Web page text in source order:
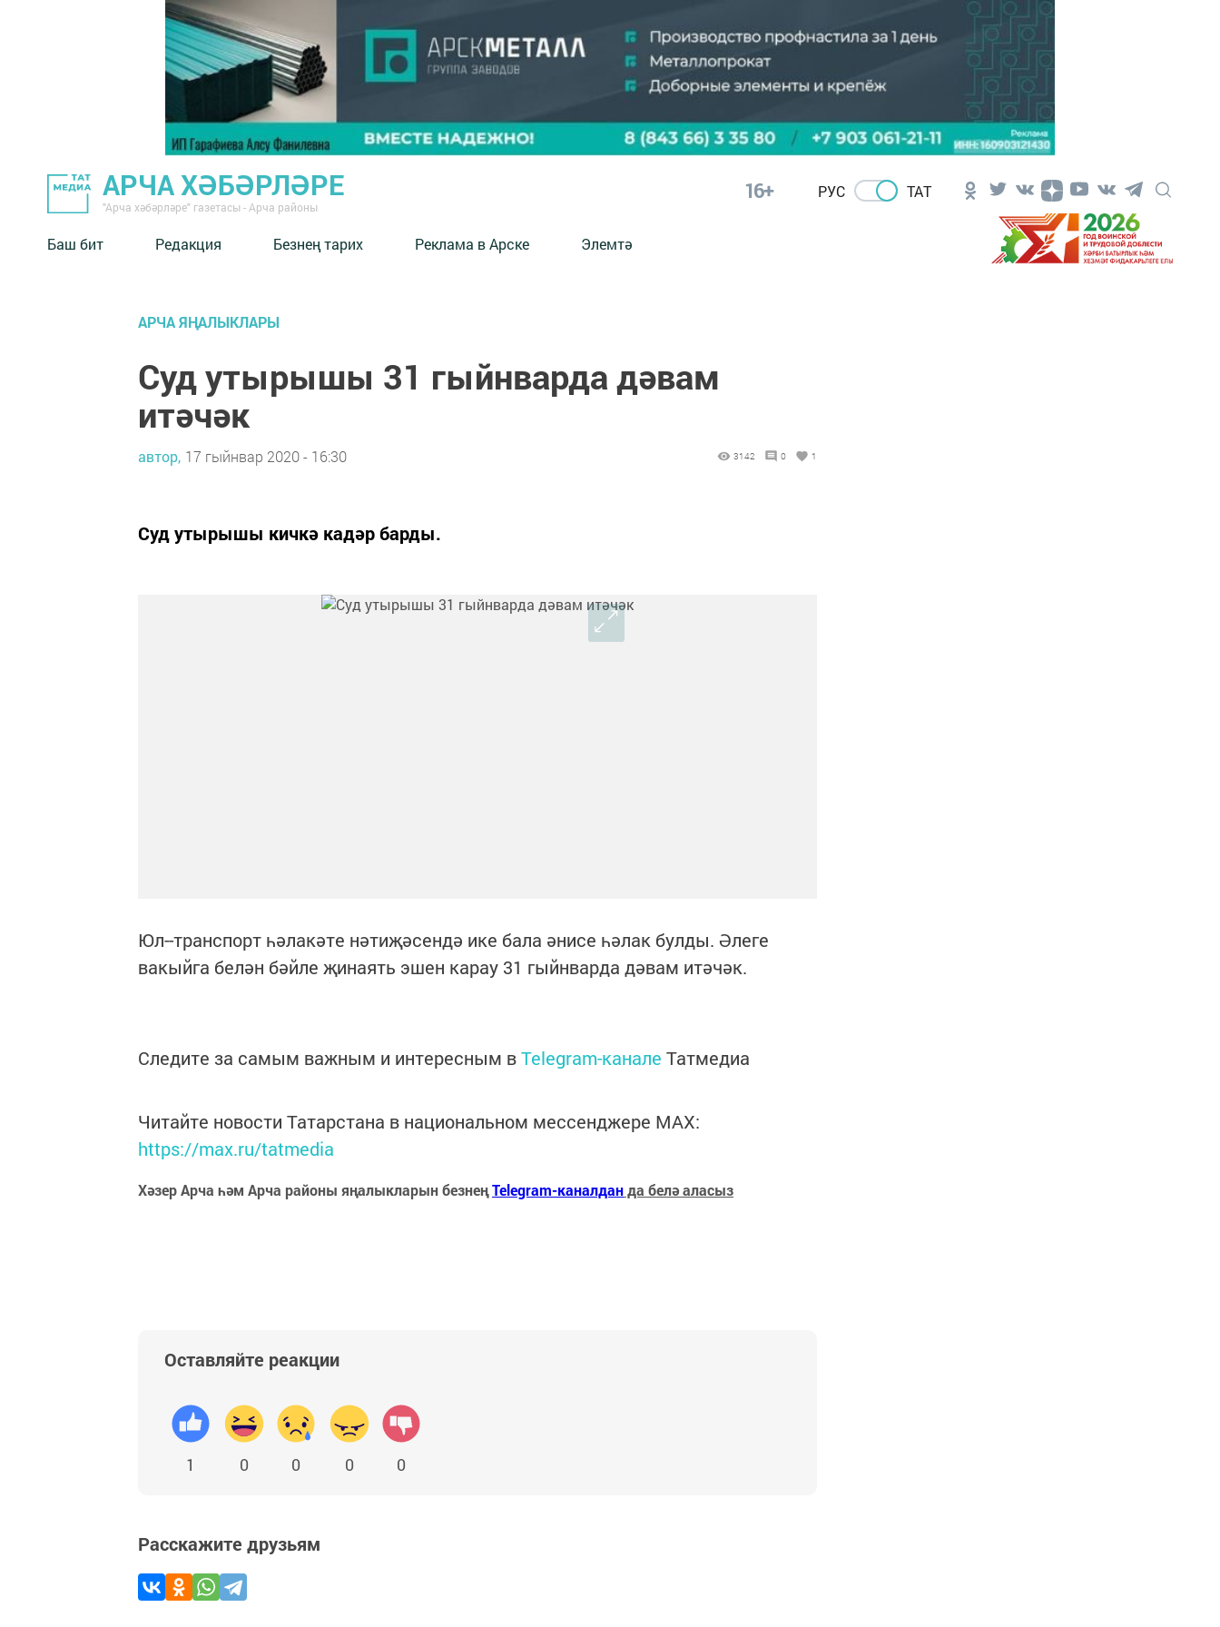
АРЧА ХӘБӘРЛӘРЕ
"Арча хәбәрләре" газетасы - Арча районы
16+ РУС ТАТ
Баш бит Редакция Безнең тарих Реклама в Арске Элемтә
АРЧА ЯҢАЛЫКЛАРЫ
Суд утырышы 31 гыйнварда дәвам
итәчәк
автор, 17 гыйнвар 2020 - 16:30 3142 0 1
Суд утырышы кичкә кадәр барды.
Юл--транспорт һәлакәте нәтиҗәсендә ике бала әнисе һәлак булды. Әлеге
вакыйга белән бәйле җинаять эшен карау 31 гыйнварда дәвам итәчәк.
Следите за самым важным и интересным вTelegram-канале Татмедиа
Читайте новости Татарстана в национальном мессенджере MАХ:
https://max.ru/tatmedia
Хәзер Арча һәм Арча районы яңалыкларын безнеңTelegram-каналданда белә аласыз
Оставляйте реакции
1 0 0 0 0
Расскажите друзьям